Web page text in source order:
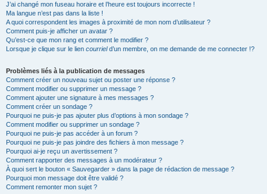
J’ai changé mon fuseau horaire et l’heure est toujours incorrecte !
Ma langue n’est pas dans la liste !
A quoi correspondent les images à proximité de mon nom d’utilisateur ?
Comment puis-je afficher un avatar ?
Qu’est-ce que mon rang et comment le modifier ?
Lorsque je clique sur le lien courrield’un membre, on me demande de me connecter !?
Problèmes liés à la publication de messages
Comment créer un nouveau sujet ou poster une réponse ?
Comment modifier ou supprimer un message ?
Comment ajouter une signature à mes messages ?
Comment créer un sondage ?
Pourquoi ne puis-je pas ajouter plus d’options à mon sondage ?
Comment modifier ou supprimer un sondage ?
Pourquoi ne puis-je pas accéder à un forum ?
Pourquoi ne puis-je pas joindre des fichiers à mon message ?
Pourquoi ai-je reçu un avertissement ?
Comment rapporter des messages à un modérateur ?
À quoi sert le bouton « Sauvegarder » dans la page de rédaction de message ?
Pourquoi mon message doit être validé ?
Comment remonter mon sujet ?